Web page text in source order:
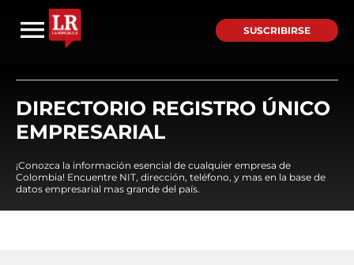
SUSCRIBIRSE
DIRECTORIO REGISTRO ÚNICO
EMPRESARIAL
¡Conozca la información esencial de cualquier empresa de
Colombia! Encuentre NIT, dirección, teléfono, y mas en la base de
datos empresarial mas grande del país.